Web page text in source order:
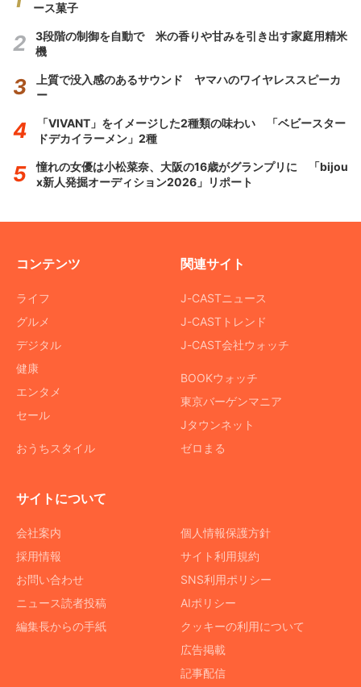
ース菓子
3段階の制御を自動で 米の香りや甘みを引き出す家庭用精米
機
上質で没入感のあるサウンド ヤマハのワイヤレススピーカ
ー
「VIVANT」をイメージした2種類の味わい 「ベビースター
ドデカイラーメン」2種
憧れの女優は小松菜奈、大阪の16歳がグランプリに 「bijou
x新人発掘オーディション2026」リポート
コンテンツ
ライフ
グルメ
デジタル
健康
エンタメ
セール
おうちスタイル
関連サイト
J-CASTニュース
J-CASTトレンド
J-CAST会社ウォッチ
BOOKウォッチ
東京バーゲンマニア
Jタウンネット
ゼロまる
サイトについて
会社案内
採用情報
お問い合わせ
ニュース読者投稿
編集長からの手紙
個人情報保護方針
サイト利用規約
SNS利用ポリシー
AIポリシー
クッキーの利用について
広告掲載
記事配信